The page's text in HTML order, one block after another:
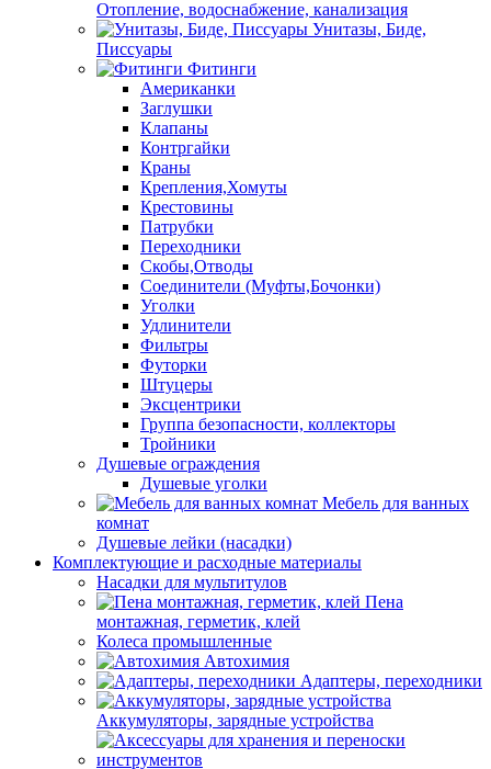
Отопление, водоснабжение, канализация
Унитазы, Биде,
Писсуары
Фитинги
Американки
Заглушки
Клапаны
Контргайки
Краны
Крепления,Хомуты
Крестовины
Патрубки
Переходники
Скобы,Отводы
Соединители (Муфты,Бочонки)
Уголки
Удлинители
Фильтры
Футорки
Штуцеры
Эксцентрики
Группа безопасности, коллекторы
Тройники
Душевые ограждения
Душевые уголки
Мебель для ванных
комнат
Душевые лейки (насадки)
Комплектующие и расходные материалы
Насадки для мультитулов
Пена
монтажная, герметик, клей
Колеса промышленные
Автохимия
Адаптеры, переходники
Аккумуляторы, зарядные устройства